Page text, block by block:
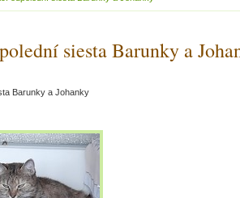
siesta Barunky a
Barunky a Johanky